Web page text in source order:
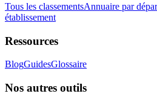
Tous les classementsAnnuaire par
établissement
Ressources
BlogGuidesGlossaire
Nos autres outils